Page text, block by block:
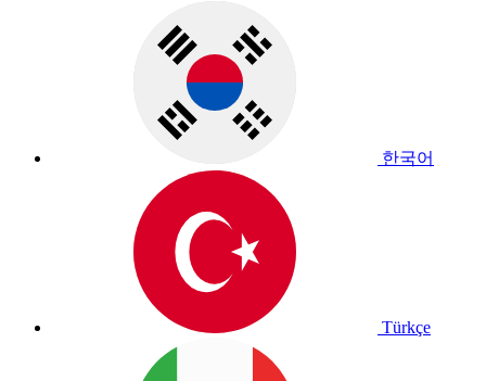
한국어
Türkçe